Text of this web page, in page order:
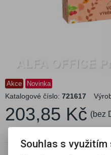
Akce Novinka
Katalogové číslo: 721617
203,85 Kč (bez

ks
Souhlas s